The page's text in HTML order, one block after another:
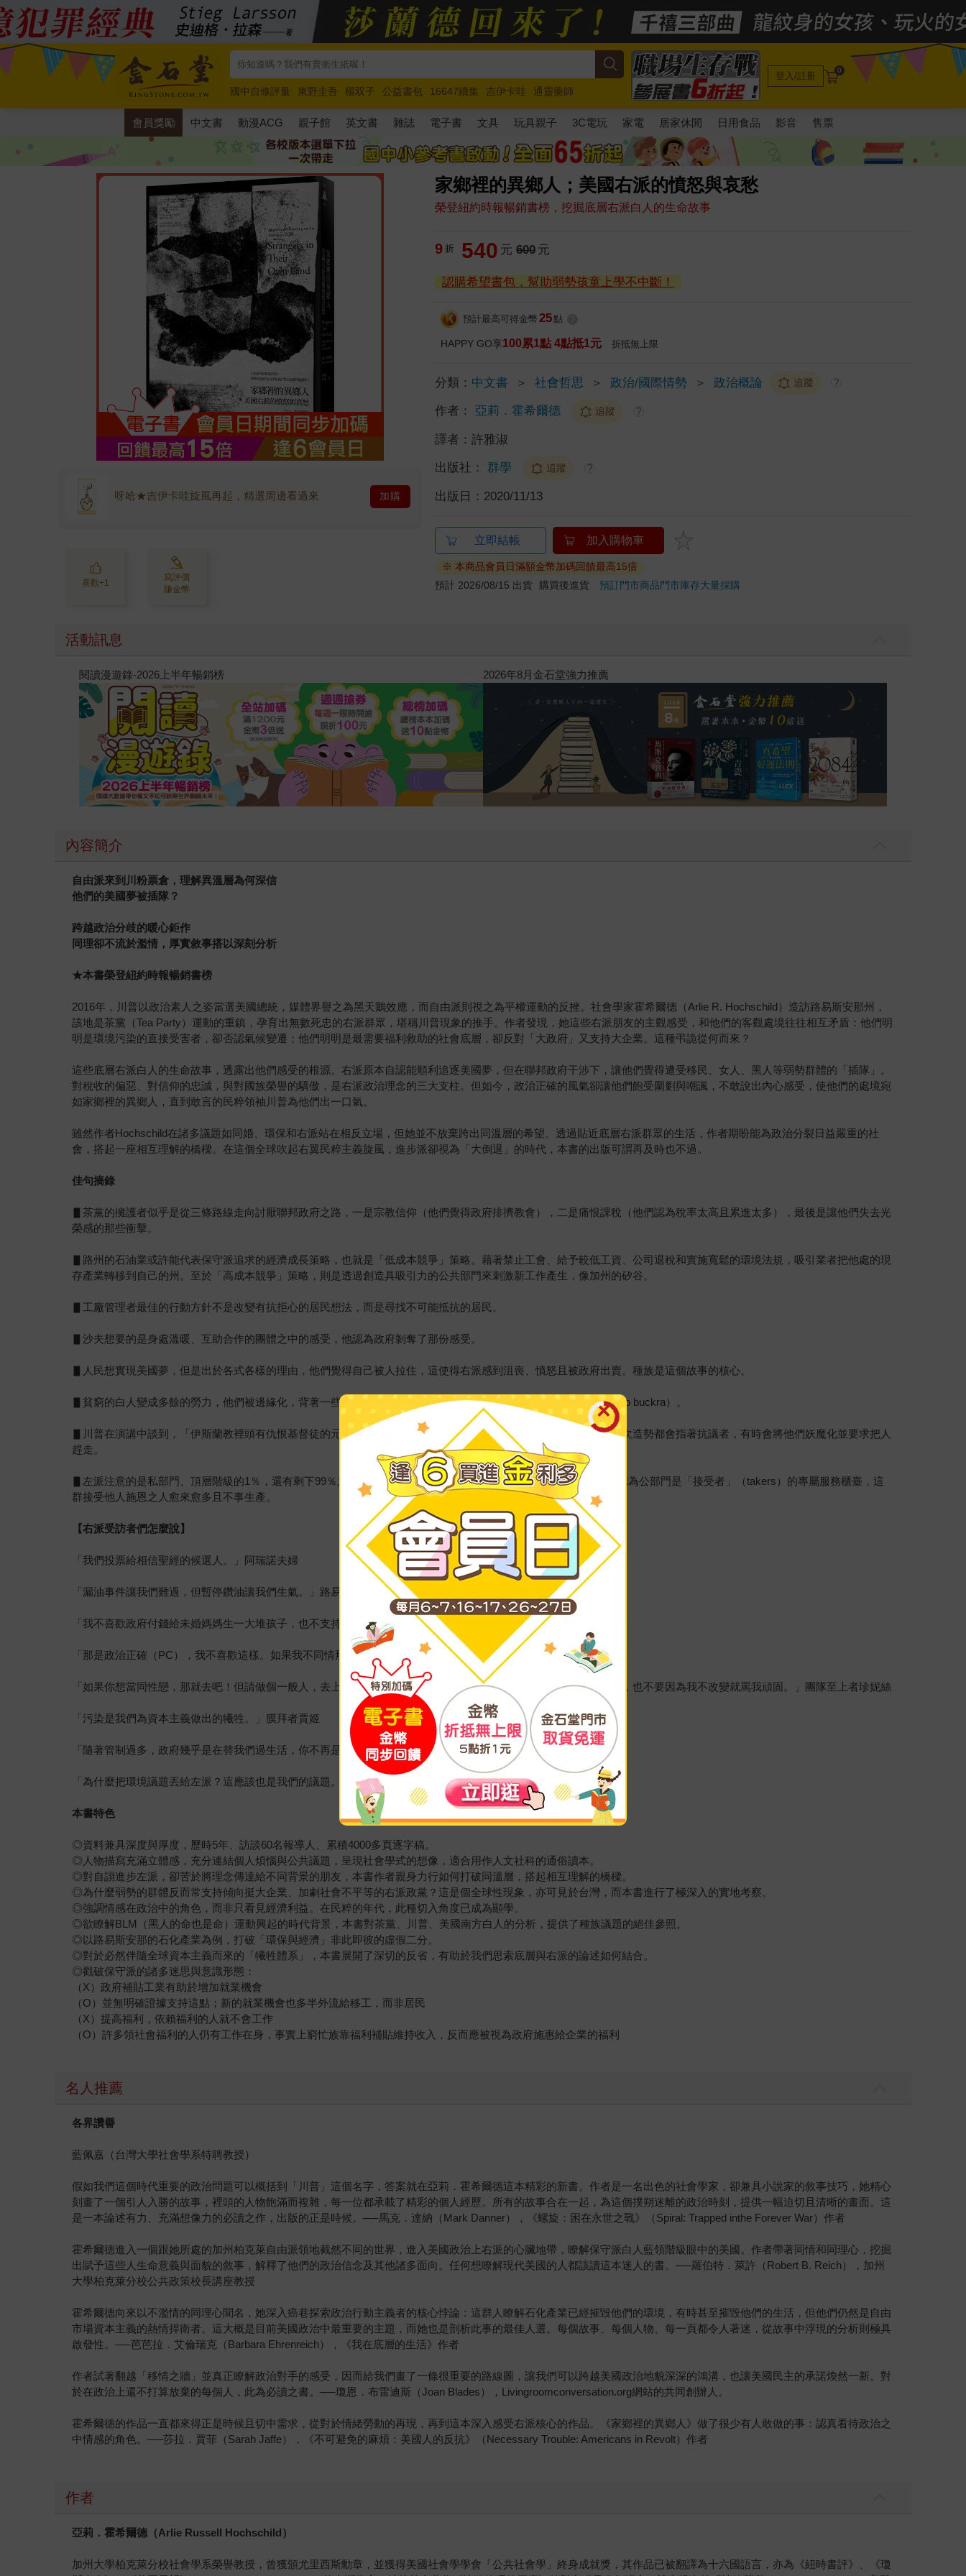
國中自修評量 東野圭吾 楊双子 公益書包 16647續集 吉伊卡哇
通靈藥師
唯紅花綻放
奧德賽 路邊攤新作 馬斯克 玩具總動員5 超慢跑
登入/註冊 0
會員獎勵 中文書 動漫ACG 親子館 英文書 雜誌 電子書 文具 玩具親子 3C電玩 家電 居家休閒 日用食品 影音 售票
家鄉裡的異鄉人；美國右派的憤怒與哀愁
榮登紐約時報暢銷書榜，挖掘底層右派白人的生命故事
呀哈★吉伊卡哇旋風再起，精選周邊看過來 加購
喜歡+1
寫評價
賺金幣
9 折 540 元 600 元
認購希望書包，幫助弱勢孩童上學不中斷！
預計最高可得金幣 25 點
HAPPY GO享100累1點 4點抵1元 折抵無上限
分類： 中文書 ＞ 社會哲思 ＞ 政治/國際情勢 ＞ 政治概論 追蹤 ?
作者： 亞莉．霍希爾德 追蹤 ?
譯者：許雅淑
出版社： 群學 追蹤 ?
出版日： 2020/11/13
立即結帳 加入購物車
※ 本商品會員日滿額金幣加碼回饋最高15倍
預計 2026/08/15 出貨
購買後進貨預訂門市商品門市庫存大量採購
活動訊息
閱讀漫遊錄-2026上半年暢銷榜 2026年8月金石堂強力推薦
內容簡介
自由派來到川粉票倉，理解異溫層為何深信
他們的美國夢被插隊？
跨越政治分歧的暖心鉅作
同理卻不流於濫情，厚實敘事搭以深刻分析
★本書榮登紐約時報暢銷書榜
2016年，川普以政治素人之姿當選美國總統，媒體界譽之為黑天鵝效應，而自由派則視之為平權運動的反挫。社會學家霍希爾德（Arlie R. Hochschild）造訪路易斯安那州，
該地是茶黨（Tea Party）運動的重鎮，孕育出無數死忠的右派群眾，堪稱川普現象的推手。作者發現，她這些右派朋友的主觀感受，和他們的客觀處境往往相互矛盾：他們明
明是環境污染的直接受害者，卻否認氣候變遷；他們明明是最需要福利救助的社會底層，卻反對「大政府」又支持大企業。這種弔詭從何而來？
這些底層右派白人的生命故事，透露出他們感受的根源。右派原本自認能順利追逐美國夢，但在聯邦政府干涉下，讓他們覺得遭受移民、女人、黑人等弱勢群體的「插隊」。
對稅收的偏惡、對信仰的忠誠，與對國族榮譽的驕傲，是右派政治理念的三大支柱。但如今，政治正確的風氣卻讓他們飽受圍剿與嘲諷，不敢說出內心感受，使他們的處境宛
如家鄉裡的異鄉人，直到敢言的民粹領袖川普為他們出一口氣。
雖然作者Hochschild在諸多議題如同婚、環保和右派站在相反立場，但她並不放棄跨出同溫層的希望。透過貼近底層右派群眾的生活，作者期盼能為政治分裂日益嚴重的社
會，搭起一座相互理解的橋樑。在這個全球吹起右翼民粹主義旋風，進步派卻視為「大倒退」的時代，本書的出版可謂再及時也不過。
佳句摘錄
▋茶黨的擁護者似乎是從三條路線走向討厭聯邦政府之路，一是宗教信仰（他們覺得政府排擠教會），二是痛恨課稅（他們認為稅率太高且累進太多），最後是讓他們失去光
榮感的那些衝擊。
▋路州的石油業或許能代表保守派追求的經濟成長策略，也就是「低成本競爭」策略。藉著禁止工會、給予較低工資、公司退稅和實施寬鬆的環境法規，吸引業者把他處的現
存產業轉移到自己的州。至於「高成本競爭」策略，則是透過創造具吸引力的公共部門來刺激新工作產生，像加州的矽谷。
▋工廠管理者最佳的行動方針不是改變有抗拒心的居民想法，而是尋找不可能抵抗的居民。
▋沙夫想要的是身處溫暖、互助合作的團體之中的感受，他認為政府剝奪了那份感受。
▋人民想實現美國夢，但是出於各式各樣的理由，他們覺得自己被人拉住，這使得右派感到沮喪、憤怒且被政府出賣。種族是這個故事的核心。
▋貧窮的白人變成多餘的勞力，他們被邊緣化，背著一些粗魯無禮的綽號，像是白色垃圾（white trash）、死白人（po buckra）。
▋川普在演講中談到，「伊斯蘭教裡頭有仇恨基督徒的元素」，也說自己打算禁止所有穆斯林進入美國。川普幾乎每次造勢都會指著抗議者，有時會將他們妖魔化並要求把人
趕走。
▋左派注意的是私部門、頂層階級的1％，還有剩下99％之中輪廓逐漸清楚的下層階級。這是自由派的引爆點。右派認為公部門是「接受者」（takers）的專屬服務櫃臺，這
群接受他人施恩之人愈來愈多且不事生產。
【右派受訪者們怎麼說】
「我們投票給相信聖經的候選人。」阿瑞諾夫婦
「漏油事件讓我們難過，但暫停鑽油讓我們生氣。」路易斯安那州居民
「我不喜歡政府付錢給未婚媽媽生一大堆孩子，也不支持優惠性差別待遇。」韋斯特萊克（Westlake）市長哈迪
「那是政治正確（PC），我不喜歡這樣。如果我不同情那個小孩，我不想有人因此指責我是壞人。」福音歌手麥當娜
「如果你想當同性戀，那就去吧！但請做個一般人，去上班、除草、釣魚，你不必在山頂上大吼大叫。不要逼我改變，也不要因為我不改變就罵我頑固。」團隊至上者珍妮絲
「污染是我們為資本主義做出的犧牲。」膜拜者賈姬
「隨著管制過多，政府幾乎是在替我們過生活，你不再是你自己了，而是政府的樣子。」牛仔唐尼
「為什麼把環境議題丟給左派？這應該也是我們的議題。」叛教者沙夫
本書特色
◎資料兼具深度與厚度，歷時5年、訪談60名報導人、累積4000多頁逐字稿。
◎人物描寫充滿立體感，充分連結個人煩惱與公共議題，呈現社會學式的想像，適合用作人文社科的通俗讀本。
◎對自詡進步左派，卻苦於將理念傳達給不同背景的朋友，本書作者親身力行如何打破同溫層，搭起相互理解的橋樑。
◎為什麼弱勢的群體反而常支持傾向挺大企業、加劇社會不平等的右派政黨？這是個全球性現象，亦可見於台灣，而本書進行了極深入的實地考察。
◎強調情感在政治中的角色，而非只看見經濟利益。在民粹的年代，此種切入角度已成為顯學。
◎欲瞭解BLM（黑人的命也是命）運動興起的時代背景，本書對茶黨、川普、美國南方白人的分析，提供了種族議題的絕佳參照。
◎以路易斯安那的石化產業為例，打破「環保與經濟」非此即彼的虛假二分。
◎對於必然伴隨全球資本主義而來的「犧牲體系」，本書展開了深切的反省，有助於我們思索底層與右派的論述如何結合。
◎戳破保守派的諸多迷思與意識形態：
（X）政府補貼工業有助於增加就業機會
（O）並無明確證據支持這點；新的就業機會也多半外流給移工，而非居民
（X）提高福利，依賴福利的人就不會工作
（O）許多領社會福利的人仍有工作在身，事實上窮忙族靠福利補貼維持收入，反而應被視為政府施惠給企業的福利
名人推薦
各界讚譽
藍佩嘉（台灣大學社會學系特聘教授）
假如我們這個時代重要的政治問題可以概括到「川普」這個名字，答案就在亞莉．霍希爾德這本精彩的新書。作者是一名出色的社會學家，卻兼具小說家的敘事技巧，她精心
刻畫了一個引人入勝的故事，裡頭的人物飽滿而複雜，每一位都承載了精彩的個人經歷。所有的故事合在一起，為這個撲朔迷離的政治時刻，提供一幅迫切且清晰的畫面。這
是一本論述有力、充滿想像力的必讀之作，出版的正是時候。──馬克．達納（Mark Danner），《螺旋：困在永世之戰》（Spiral: Trapped inthe Forever War）作者
霍希爾德進入一個跟她所處的加州柏克萊自由派領地截然不同的世界，進入美國政治上右派的心臟地帶，瞭解保守派白人藍領階級眼中的美國。作者帶著同情和同理心，挖掘
出賦予這些人生命意義與面貌的敘事，解釋了他們的政治信念及其他諸多面向。任何想瞭解現代美國的人都該讀這本迷人的書。──羅伯特．萊許（Robert B. Reich），加州
大學柏克萊分校公共政策校長講座教授
霍希爾德向來以不濫情的同理心聞名，她深入癌巷探索政治行動主義者的核心悖論：這群人瞭解石化產業已經摧毀他們的環境，有時甚至摧毀他們的生活，但他們仍然是自由
市場資本主義的熱情捍衛者。這大概是目前美國政治中最重要的主題，而她也是剖析此事的最佳人選。每個故事、每個人物、每一頁都令人著迷，從故事中浮現的分析則極具
啟發性。──芭芭拉．艾倫瑞克（Barbara Ehrenreich），《我在底層的生活》作者
作者試著翻越「移情之牆」並真正瞭解政治對手的感受，因而給我們畫了一條很重要的路線圖，讓我們可以跨越美國政治地貌深深的鴻溝，也讓美國民主的承諾煥然一新。對
於在政治上還不打算放棄的每個人，此為必讀之書。──瓊恩．布雷迪斯（Joan Blades），Livingroomconversation.org網站的共同創辦人。
霍希爾德的作品一直都來得正是時候且切中需求，從對於情緒勞動的再現，再到這本深入感受右派核心的作品。《家鄉裡的異鄉人》做了很少有人敢做的事：認真看待政治之
中情感的角色。──莎拉．賈菲（Sarah Jaffe），《不可避免的麻煩：美國人的反抗》（Necessary Trouble: Americans in Revolt）作者
作者
亞莉．霍希爾德（Arlie Russell Hochschild）
加州大學柏克萊分校社會學系榮譽教授，曾獲頒尤里西斯勳章，並獲得美國社會學學會「公共社會學」終身成就獎，其作品已被翻譯為十六國語言，亦為《紐時書評》、《瓊